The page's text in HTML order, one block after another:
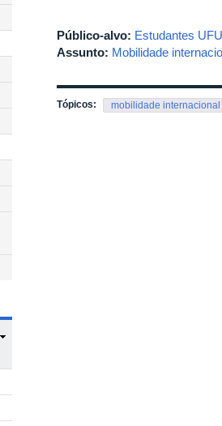
Público-alvo: Estudantes UFU
Assunto: Mobilidade
Tópicos: mobilidade internacional